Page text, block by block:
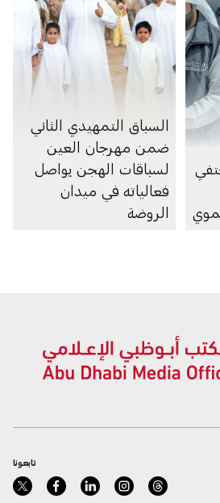
السباق التمهيدي الثاني
ضمن مهرجان العين
لسباقات الهجن يواصل
فعالياته في ميدان
الروضة
تابعونا